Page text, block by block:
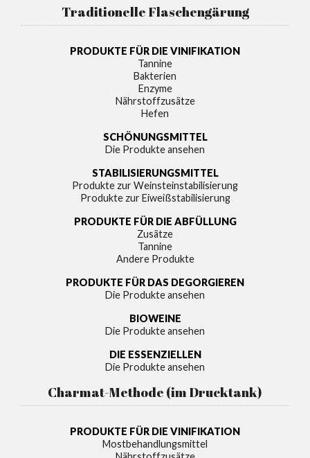
Traditionelle Flaschengärung
PRODUKTE FÜR DIE VINIFIKATION
Tannine
Bakterien
Enzyme
Nährstoffzusätze
Hefen
SCHÖNUNGSMITTEL
Die Produkte ansehen
STABILISIERUNGSMITTEL
Produkte zur Weinsteinstabilisierung
Produkte zur Eiweißstabilisierung
PRODUKTE FÜR DIE ABFÜLLUNG
Zusätze
Tannine
Andere Produkte
PRODUKTE FÜR DAS DEGORGIEREN
Die Produkte ansehen
BIOWEINE
Die Produkte ansehen
DIE ESSENZIELLEN
Die Produkte ansehen
Charmat-Methode (im Drucktank)
PRODUKTE FÜR DIE VINIFIKATION
Mostbehandlungsmittel